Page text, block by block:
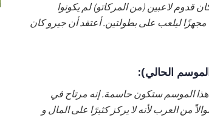
قدوم لاعبين (من المركاتو) لم يكونوا
مجهزًا ليلعب على بطولتين. أعتقد أن جيرو كان
الحالي):
هذا الموسم ستكون حاسمة. إنه مرتاح في
من العرب لأنه لا يركز كثيرًا على المال و